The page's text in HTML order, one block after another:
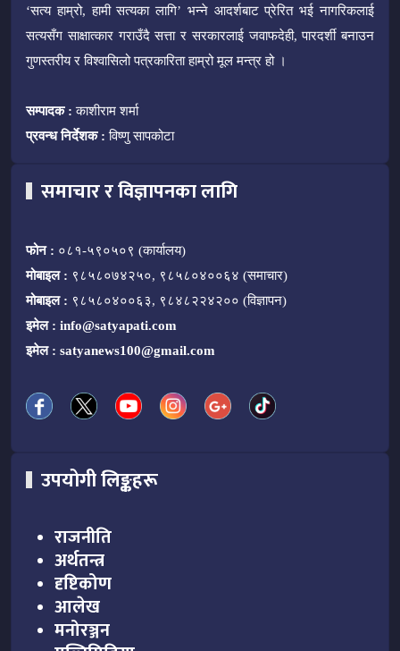
‘सत्य हाम्रो, हामी सत्यका लागि’ भन्ने आदर्शबाट प्रेरित भई नागरिकलाई
सत्यसँग साक्षात्कार गराउँदै सत्ता र सरकारलाई जवाफदेही, पारदर्शी बनाउन
गुणस्तरीय र विश्वासिलो पत्रकारिता हाम्रो मूल मन्त्र हो ।
सम्पादक : काशीराम शर्मा
प्रवन्ध निर्देशक : विष्णु सापकोटा
समाचार र विज्ञापनका लागि
फोन : ०८१-५९०५०९ (कार्यालय)
मोबाइल : ९८५८०७४२५०, ९८५८०४००६४ (समाचार)
मोबाइल : ९८५८०४००६३, ९८४८२२४२०० (विज्ञापन)
इमेल : info@satyapati.com
इमेल : satyanews100@gmail.com
उपयोगी लिङ्कहरू
राजनीति
अर्थतन्त्र
दृष्टिकोण
आलेख
मनोरञ्जन